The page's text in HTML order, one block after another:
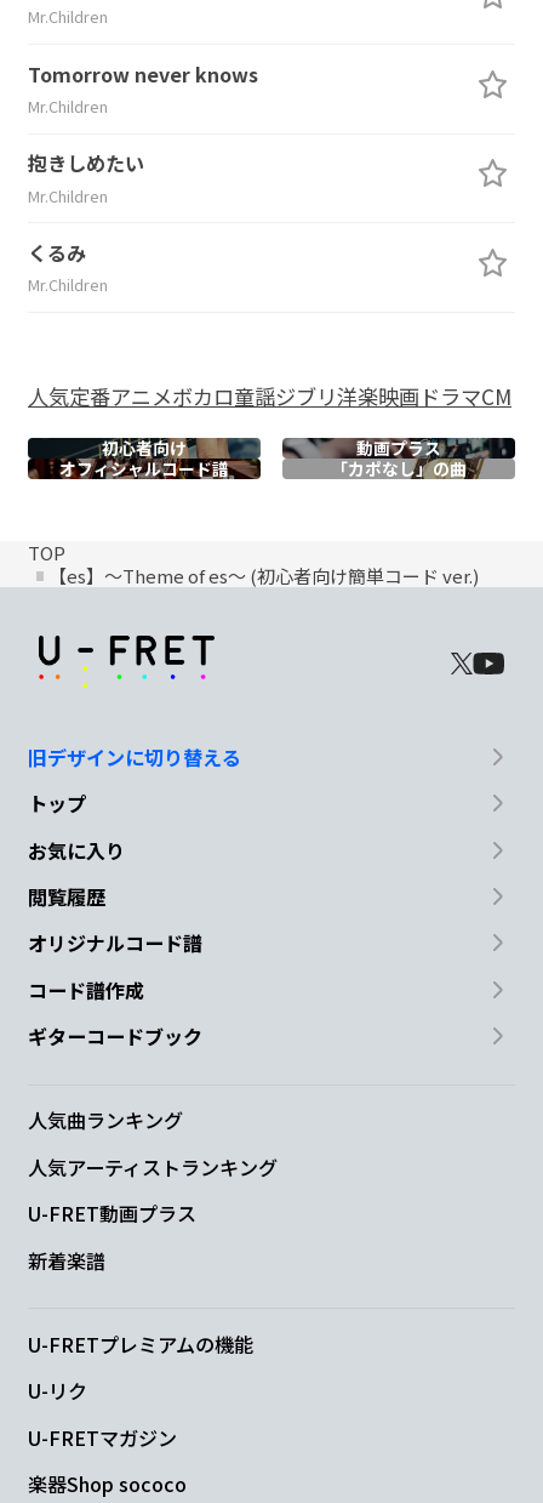
Mr.Children
Tomorrow never knows
Mr.Children
抱きしめたい
Mr.Children
くるみ
Mr.Children
人気定番アニメボカロ童謡ジブリ洋楽映画ドラマCM
初心者向け
動画プラス
オフィシャルコード譜 「カポなし」の曲
TOP
【es】～Theme of es～ (初心者向け簡単コード ver.)
旧デザインに切り替える
トップ
お気に入り
閲覧履歴
オリジナルコード譜
コード譜作成
ギターコードブック
人気曲ランキング
人気アーティストランキング
U-FRET動画プラス
新着楽譜
U-FRETプレミアムの機能
U-リク
U-FRETマガジン
楽器Shop sococo